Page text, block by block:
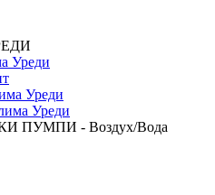
Уреди
Уреди
Уреди
ПУМПИ - Воздух/Вода